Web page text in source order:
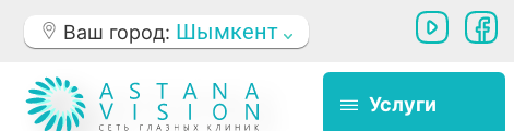
Ваш город: Шымкент
Услуги